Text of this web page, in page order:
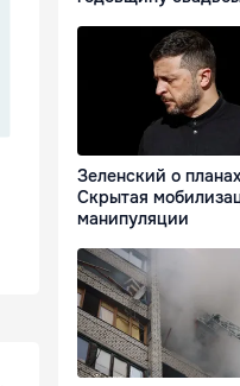
Зеленский о
Скрытая
манипуляции